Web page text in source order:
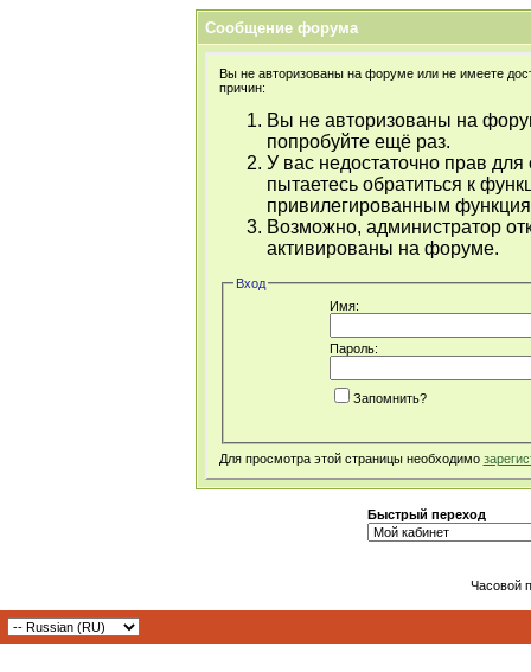
Сообщение форума
Вы не авторизованы на форуме или не имеете
причин:
Вы не авторизованы на
попробуйте ещё раз.
У вас недостаточно прав
пытаетесь обратиться к
привилегированным
Возможно, администратор
активированы на форуме.
Вход
Имя:
Пароль:
Запомнить?
Для просмотра этой страницы необходимо
Быстрый переход
Часовой